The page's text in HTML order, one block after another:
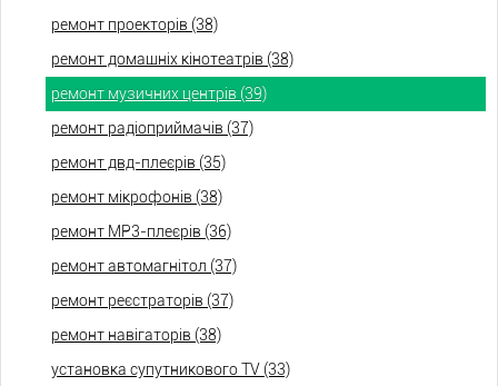
ремонт проекторів (38)
ремонт домашніх кінотеатрів (38)
ремонт музичних центрів (39)
ремонт радіоприймачів (37)
ремонт двд-плеєрів (35)
ремонт мікрофонів (38)
ремонт МР3-плеєрів (36)
ремонт автомагнітол (37)
ремонт реєстраторів (37)
ремонт навігаторів (38)
установка супутникового TV (33)